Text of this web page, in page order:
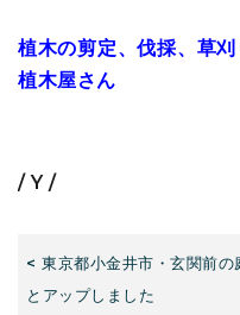
植木の剪定、伐採、草
植木屋さん
/ Y /
< 東京都小金井市・玄関前
とアップしました